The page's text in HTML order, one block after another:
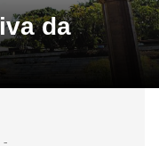
da